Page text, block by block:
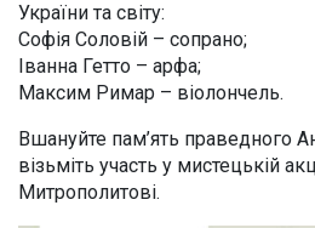
України та світу:
Софія Соловій – сопрано;
Іванна Гетто – арфа;
Максим Римар – віолончель.
Вшануйте пам’ять праведного
візьміть участь у мистецькій
Митрополитові.